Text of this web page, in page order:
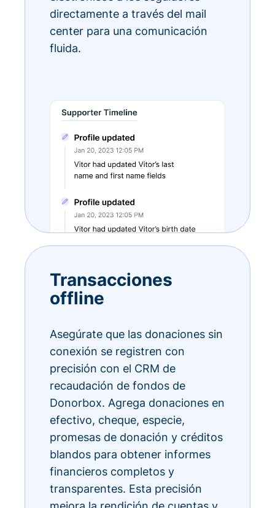
directamente a través del mail
center para una comunicación
fluida.
Transacciones
offline
Asegúrate que las donaciones sin
conexión se registren con
precisión con el CRM de
recaudación de fondos de
Donorbox. Agrega donaciones en
efectivo, cheque, especie,
promesas de donación y créditos
blandos para obtener informes
financieros completos y
transparentes. Esta precisión